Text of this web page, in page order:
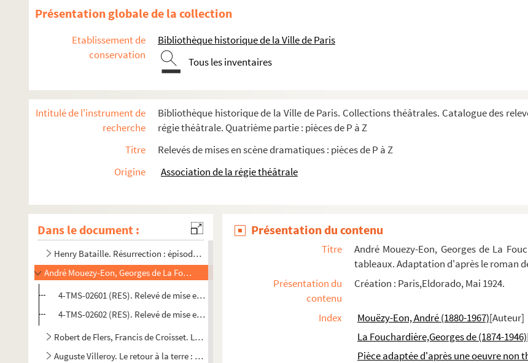
Présentation globale de la collection
Etablissement de
conservation
Bibliothèque historique de la Ville de Paris
Tous les inventaires
Intitulé de l'instrument de
recherche
Bibliothèque historique de la Ville de Paris. Collections théâtrales. Catalogue des
régie théâtrale. Quatrième partie : pièces de P à Z
Titre
Relevés de mises en scène dramatiques : pièces de P à Z
Origine
Association de la régie théâtrale
Dans le document :
Jules Claretie. Le régiment de champagne : drame en 5 actes et 9 tableaux. 1877
Catulle Mendès. La reine famiette : drame en 6 actes et en vers. 1898
André Castelot. La reine galante : comédie en 2 actes et 8 tableaux. 1962
Pierre Veber, José Germain. La réjouissance : pièce en 3 actes. 1929
William Busnach, Georges Duval, Maurice Hennequin. Le remplaçant : comédie en 3 actes. 1895
François Herczeg. Le renard bleu : comédie en 3 actes. Adaptation du hongrois par René Saunier. 1928
Sacha Guitry. Le renard et la grenouille : comédie en 1 acte. 1933
François de Curel. Le repas du lion : pièce en 4 actes. 1897
Maurice Donnay. La reprise : comédie en 3 actes. 1924
Henry Bataille. Résurrection : épisode dramatique en 5 actes et 1 prologue. Adaptation d'après le ro...
André Mouezy-Eon, Georges de La Fouchardière. La résurrection du Bouif : pièce en 4 actes et 10 tabl...
4-TMS-02601 (RES). Relevé de mise en scène. 1
4-TMS-02602 (RES). Relevé de mise en scène. 2
Robert de Flers, Francis de Croisset. Le retour : comédie en 3 actes et 1 prologue. 1920
Auguste Villeroy. Le retour à la terre : pièce en 1 acte et en vers. 1925
Présentation du contenu
Titre
André Mouezy-Eon, Georges de La
tableaux. Adaptation d'après le roman
Présentation du
contenu
Création : Paris,Eldorado, Mai 1924.
Index Mouëzy-Eon, André (1880-1967)[Auteur]
La Fouchardière,Georges de (1874-1946)
Pièce adaptée d'après une oeuvre non